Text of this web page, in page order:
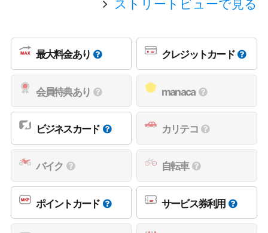
ストリートビューで見る
最大料金あり クレジットカード
会員特典あり manaca
ビジネスカード カリテコ
バイク 自転車
ポイントカード サービス券利用